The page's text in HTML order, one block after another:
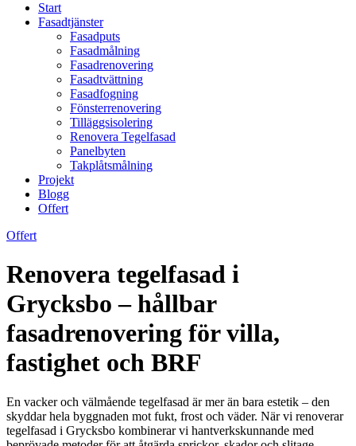
Start
Fasadtjänster
Fasadputs
Fasadmålning
Fasadrenovering
Fasadtvättning
Fasadfogning
Fönsterrenovering
Tilläggsisolering
Renovera Tegelfasad
Panelbyten
Takplåtsmålning
Projekt
Blogg
Offert
Offert
Renovera tegelfasad i
Grycksbo – hållbar
fasadrenovering för villa,
fastighet och BRF
En vacker och välmående tegelfasad är mer än bara estetik – den
skyddar hela byggnaden mot fukt, frost och väder. När vi renoverar
tegelfasad i Grycksbo kombinerar vi hantverkskunnande med